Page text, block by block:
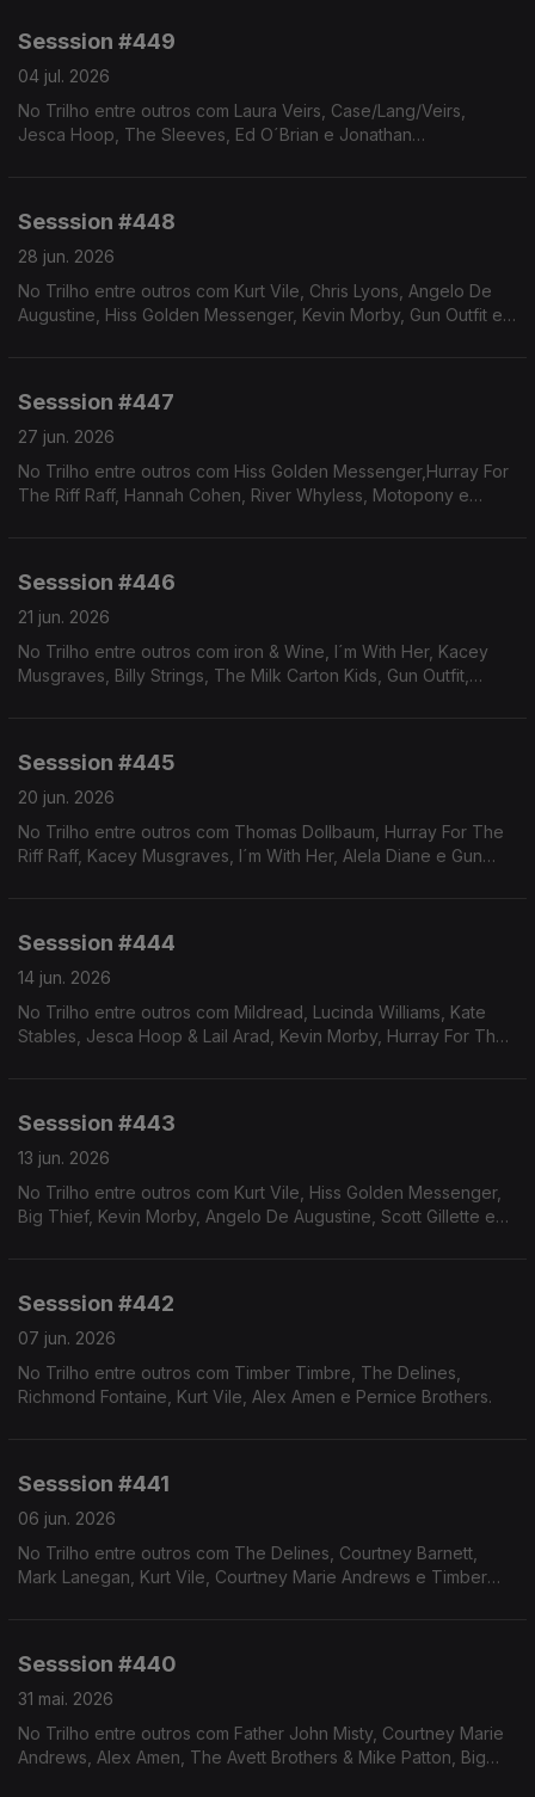
Sesssion #449
04 jul. 2026
No Trilho entre outros com Laura Veirs, Case/Lang/Veirs,
Jesca Hoop, The Sleeves, Ed O´Brian e Jonathan
Sesssion #448
28 jun. 2026
No Trilho entre outros com Kurt Vile, Chris Lyons, Angelo De
Augustine, Hiss Golden Messenger, Kevin Morby, Gun Outfit e
Sesssion #447
27 jun. 2026
No Trilho entre outros com Hiss Golden Messenger,Hurray For
The Riff Raff, Hannah Cohen, River Whyless, Motopony e
Sesssion #446
21 jun. 2026
No Trilho entre outros com iron & Wine, I´m With Her, Kacey
Musgraves, Billy Strings, The Milk Carton Kids, Gun Outfit,
Sesssion #445
20 jun. 2026
No Trilho entre outros com Thomas Dollbaum, Hurray For The
Riff Raff, Kacey Musgraves, I´m With Her, Alela Diane e Gun
Sesssion #444
14 jun. 2026
No Trilho entre outros com Mildread, Lucinda Williams, Kate
Stables, Jesca Hoop & Lail Arad, Kevin Morby, Hurray For The
Sesssion #443
13 jun. 2026
No Trilho entre outros com Kurt Vile, Hiss Golden Messenger,
Big Thief, Kevin Morby, Angelo De Augustine, Scott Gillette e
Sesssion #442
07 jun. 2026
No Trilho entre outros com Timber Timbre, The Delines,
Richmond Fontaine, Kurt Vile, Alex Amen e Pernice Brothers.
Sesssion #441
06 jun. 2026
No Trilho entre outros com The Delines, Courtney Barnett,
Mark Lanegan, Kurt Vile, Courtney Marie Andrews e Timber
Sesssion #440
31 mai. 2026
No Trilho entre outros com Father John Misty, Courtney Marie
Andrews, Alex Amen, The Avett Brothers & Mike Patton, Big